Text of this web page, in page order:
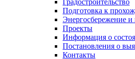
Градостроительство
Подготовка к
Энергосбережение
Проекты
Информация о
Постановления о
Контакты